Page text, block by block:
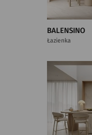
BALENSINO
Łazienka